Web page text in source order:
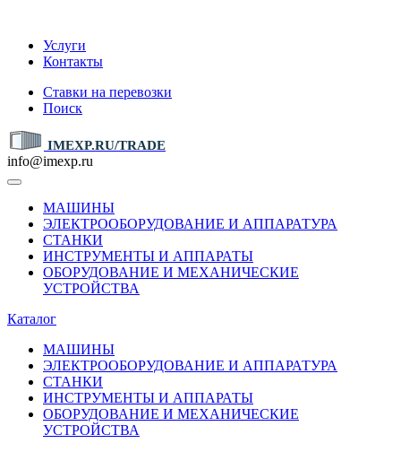
Услуги
Контакты
Ставки на перевозки
Поиск
IMEXP.RU/TRADE
info@imexp.ru
МАШИНЫ
ЭЛЕКТРООБОРУДОВАНИЕ И АППАРАТУРА
СТАНКИ
ИНСТРУМЕНТЫ И АППАРАТЫ
ОБОРУДОВАНИЕ И МЕХАНИЧЕСКИЕ
УСТРОЙСТВА
Каталог
МАШИНЫ
ЭЛЕКТРООБОРУДОВАНИЕ И АППАРАТУРА
СТАНКИ
ИНСТРУМЕНТЫ И АППАРАТЫ
ОБОРУДОВАНИЕ И МЕХАНИЧЕСКИЕ
УСТРОЙСТВА